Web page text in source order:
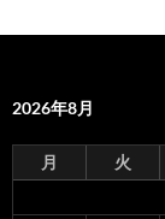
2026年8月
月 火